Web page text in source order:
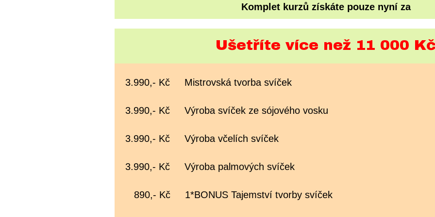
Komplet kurzů získáte pouze nyní za
Ušetříte více než 11 000
3.990,- Kč Mistrovská tvorba svíček
3.990,- Kč Výroba svíček ze sójového vosku
3.990,- Kč Výroba včelích svíček
3.990,- Kč Výroba palmových svíček
890,- Kč 1*BONUS Tajemství tvorby svíček